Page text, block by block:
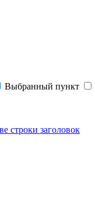
Выбранный пункт
строки заголовок